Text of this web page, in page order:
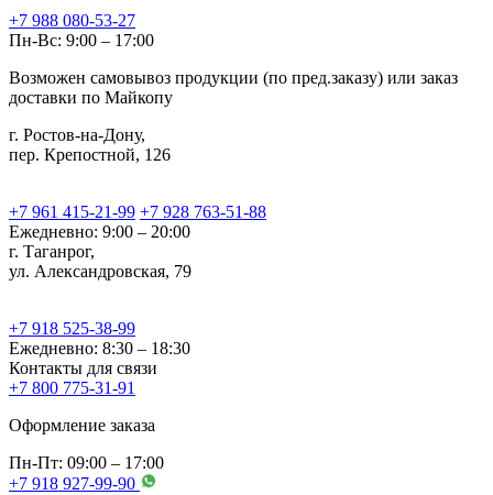
+7 988 080-53-27
Пн-Вс: 9:00 – 17:00
Возможен самовывоз продукции (по пред.заказу) или заказ
доставки по Майкопу
г. Ростов-на-Дону,
пер. Крепостной, 126
+7 961 415-21-99 +7 928 763-51-88
Ежедневно: 9:00 – 20:00
г. Таганрог,
ул. Александровская, 79
+7 918 525-38-99
Ежедневно: 8:30 – 18:30
Контакты для связи
+7 800 775-31-91
Оформление заказа
Пн-Пт: 09:00 – 17:00
+7 918 927-99-90